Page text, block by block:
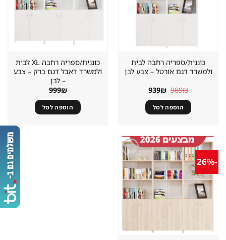
כוננית/ספריה רחבה לבית
ולמשרד דגם אורטל – צבע לבן
989₪ המחיר
היה:
989₪.
939₪ המחיר
הוא:
939₪. הוספה לסל
כוננית/ספריה רחבה XL לבית
ולמשרד דאבל דגם ברק – צבע
– לבן
999₪
הוספה לסל
-26%
שמור
מוצר
במועדפים